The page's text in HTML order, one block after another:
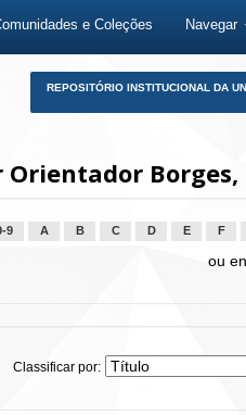
e Coleções Navegar
REPOSITÓRIO INSTITUCIONAL DA
Orientador
9 A B C D E F
ou
Classificar por: